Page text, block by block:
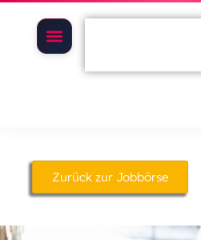
Zurück zur Jobbörse